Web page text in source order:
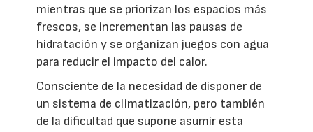
mientras que se priorizan los espacios más
frescos, se incrementan las pausas de
hidratación y se organizan juegos con agua
para reducir el impacto del calor.
Consciente de la necesidad de disponer de
un sistema de climatización, pero también
de la dificultad que supone asumir esta